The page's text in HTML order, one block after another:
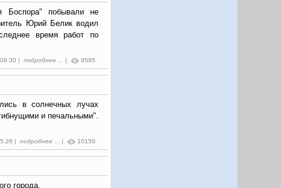
Боспора" побывали не
Юрий Белик водил
время работ по
| подробнее ... | 8595
в солнечных лучах
и печальными".
| подробнее ... | 10150
города.